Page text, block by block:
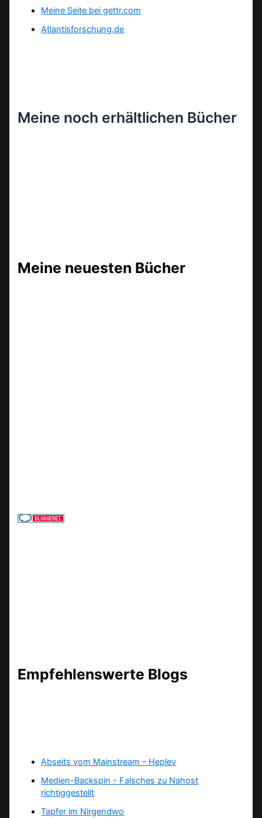
Meine Seite bei gettr.com
Atlantisforschung.de
Meine noch erhältlichen Bücher
Meine neuesten Bücher
Empfehlenswerte Blogs
Abseits vom Mainstream – Heplev
Medien-Backspin - Falsches zu Nahost
richtiggestellt
Tapfer im Nirgendwo